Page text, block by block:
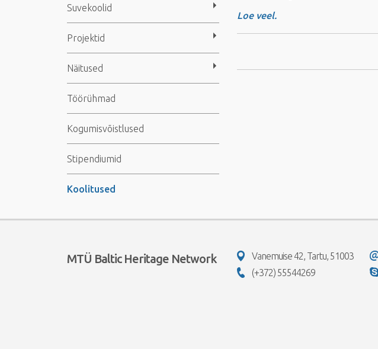
Suvekoolid
Projektid
Näitused
Töörühmad
Kogumisvõistlused
Stipendiumid
Koolitused
Loe veel.
MTÜ Baltic Heritage Network Vanemuise 42, Tartu, 51003
(+372) 55544269